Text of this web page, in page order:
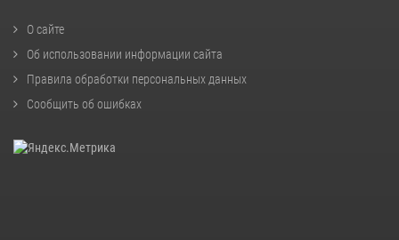
О сайте
Об использовании информации сайта
Правила обработки персональных данных
Сообщить об ошибках